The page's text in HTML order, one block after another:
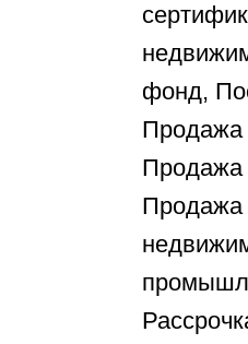
фонд,
Продажа
Продажа
Продажа